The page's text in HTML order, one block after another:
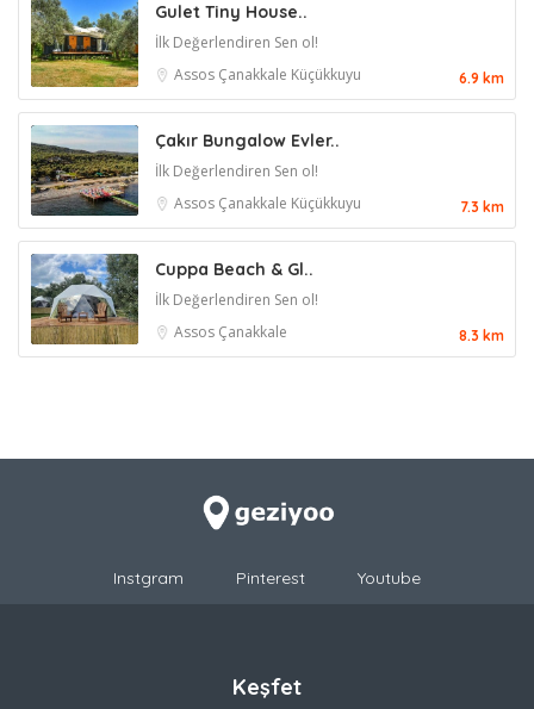
Gulet Tiny House..
İlk Değerlendiren Sen ol!
Assos Çanakkale Küçükkuyu 6.9 km
Çakır Bungalow Evler..
İlk Değerlendiren Sen ol!
Assos Çanakkale Küçükkuyu 7.3 km
Cuppa Beach & Gl..
İlk Değerlendiren Sen ol!
Assos Çanakkale 8.3 km
Instgram Pinterest Youtube
Keşfet